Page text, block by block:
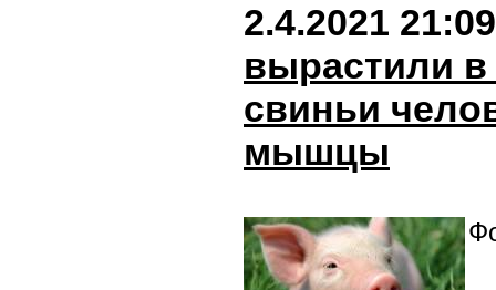
2.4.2021 21:09
вырастили
свиньи
мышцы